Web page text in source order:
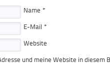
Name *
E-Mail *
Website
und meine Website in diesem